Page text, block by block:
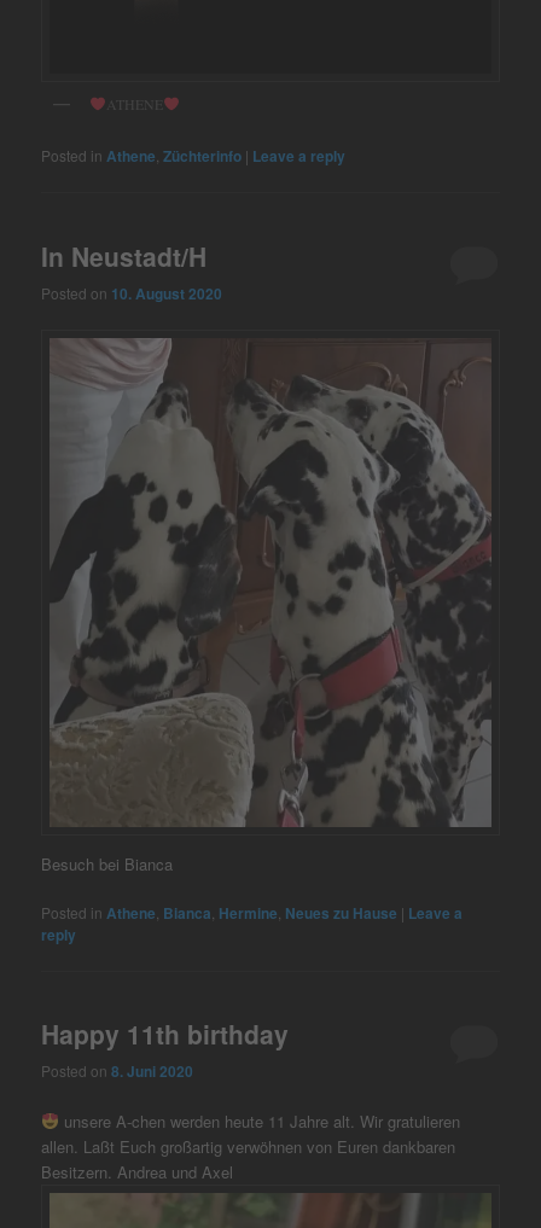
ATHENE
Posted in Athene ,Züchterinfo | Leave a reply
In Neustadt/H
Posted on 10. August 2020
Besuch bei Bianca
Posted in Athene Bianca Hermine Neues zu Hause | Leave a
reply
Happy 11th birthday
Posted on8. Juni 2020
unsere A-chen werden heute 11 Jahre alt. Wir gratulieren
allen. Laßt Euch großartig verwöhnen von Euren dankbaren
Besitzern. Andrea und Axel